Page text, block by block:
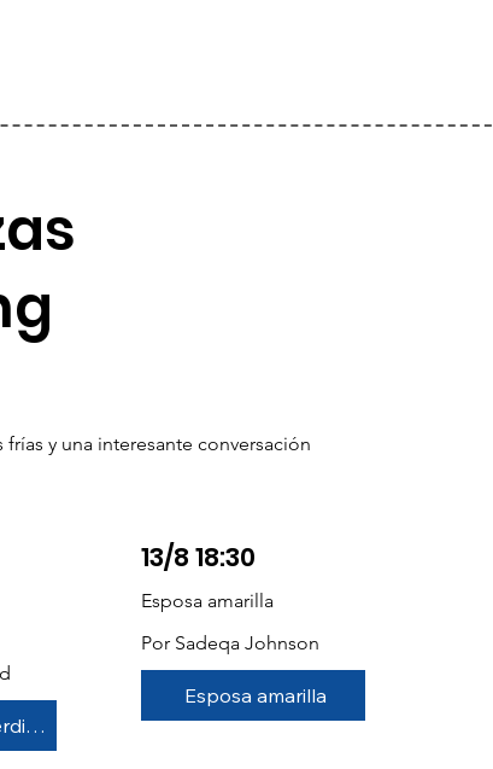
y una interesante conversación
El rastro de los perdidos
13/8 18:30
Esposa amarilla
Por Sadeqa Johnson
Esposa amarilla